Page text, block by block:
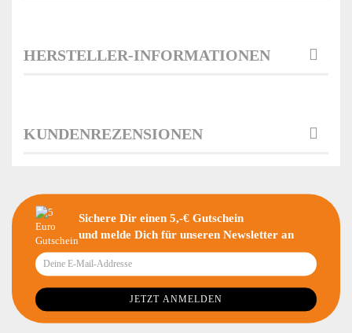
HERSTELLER-INFORMATIONEN
KUNDENREZENSIONEN
Sichere Dir einen 5,-€ Gutschein
und melde Dich für unseren Newsletter an